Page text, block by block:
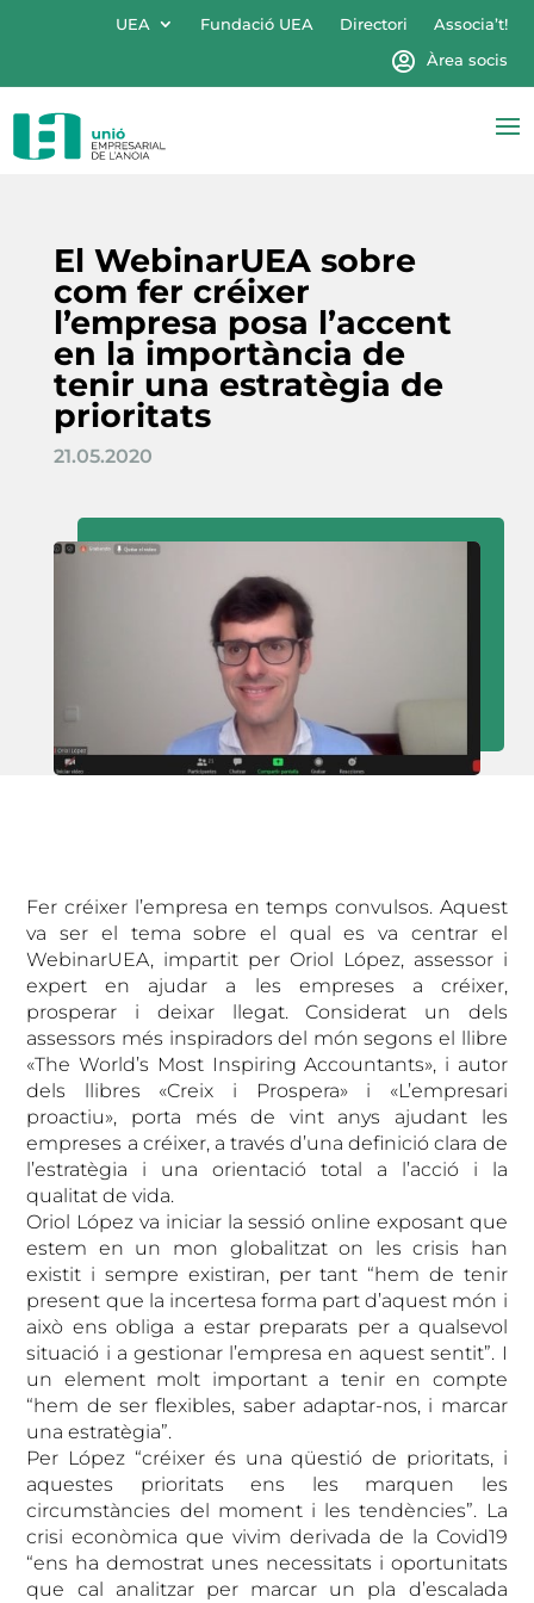
UEA Fundació UEA Directori
Associa’t!
Àrea socis
El WebinarUEA sobre
com fer créixer
l’empresa posa l’accent
en la importància de
tenir una estratègia de
prioritats
21.05.2020
Fer créixer l’empresa en temps convulsos. Aquest
va ser el tema sobre el qual es va centrar el
WebinarUEA, impartit per Oriol López, assessor i
expert en ajudar a les empreses a créixer,
prosperar i deixar llegat. Considerat un dels
assessors més inspiradors del món segons el llibre
«The World’s Most Inspiring Accountants», i autor
dels llibres «Creix i Prospera» i «L’empresari
proactiu», porta més de vint anys ajudant les
empreses a créixer, a través d’una definició clara de
l’estratègia i una orientació total a l’acció i la
qualitat de vida.
Oriol López va iniciar la sessió online exposant que
estem en un mon globalitzat on les crisis han
existit i sempre existiran, per tant “hem de tenir
present que la incertesa forma part d’aquest món i
això ens obliga a estar preparats per a qualsevol
situació i a gestionar l’empresa en aquest sentit”. I
un element molt important a tenir en compte
“hem de ser flexibles, saber adaptar-nos, i marcar
una estratègia”.
Per López “créixer és una qüestió de prioritats, i
aquestes prioritats ens les marquen les
circumstàncies del moment i les tendències”. La
crisi econòmica que vivim derivada de la Covid19
“ens ha demostrat unes necessitats i oportunitats
que cal analitzar per marcar un pla d’escalada